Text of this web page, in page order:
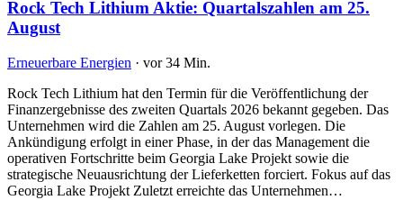
Rock Tech Lithium Aktie: Quartalszahlen am 25.
August
Erneuerbare Energien · vor 34 Min.
Rock Tech Lithium hat den Termin für die Veröffentlichung der
Finanzergebnisse des zweiten Quartals 2026 bekannt gegeben. Das
Unternehmen wird die Zahlen am 25. August vorlegen. Die
Ankündigung erfolgt in einer Phase, in der das Management die
operativen Fortschritte beim Georgia Lake Projekt sowie die
strategische Neuausrichtung der Lieferketten forciert. Fokus auf das
Georgia Lake Projekt Zuletzt erreichte das Unternehmen…